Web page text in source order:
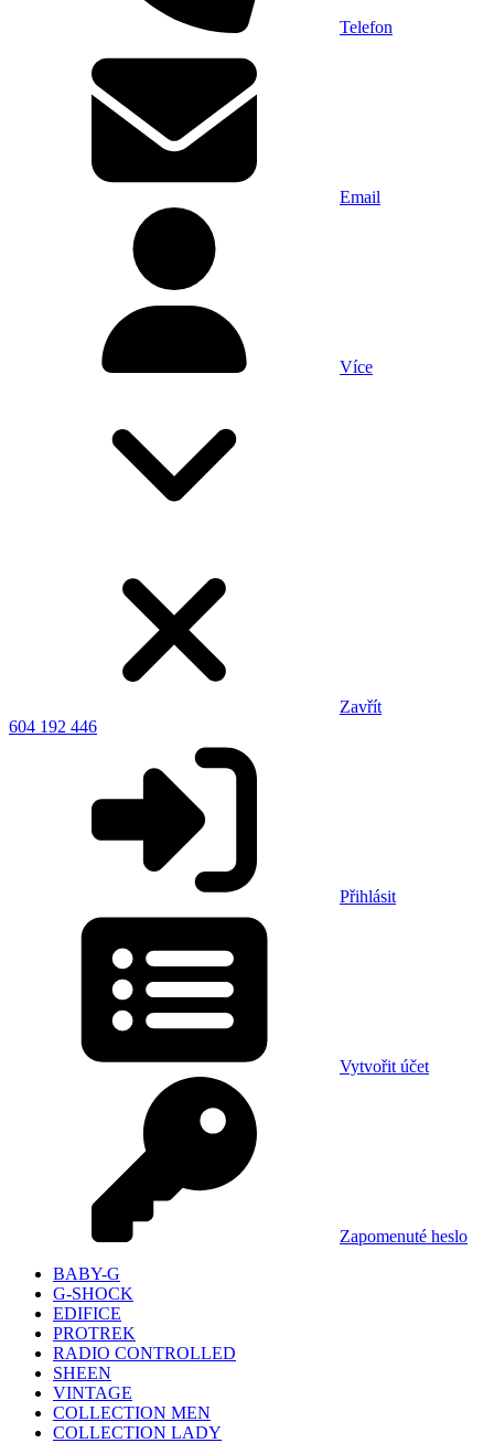
Telefon
Email
Více
Zavřít
604 192 446
Přihlásit
Vytvořit účet
Zapomenuté heslo
BABY-G
G-SHOCK
EDIFICE
PROTREK
RADIO CONTROLLED
SHEEN
VINTAGE
COLLECTION MEN
COLLECTION LADY